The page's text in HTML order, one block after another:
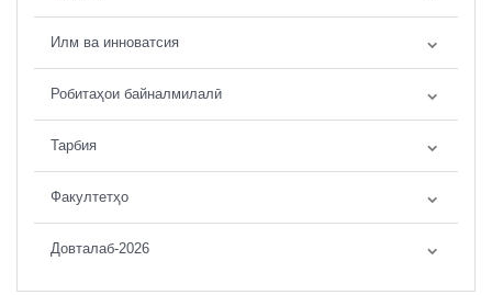
Илм ва инноватсия
Робитаҳои байналмилалӣ
Тарбия
Факултетҳо
Довталаб-2026